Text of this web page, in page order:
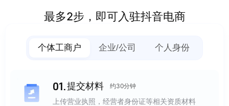
最多2步，即可入驻抖音电商
个体工商户 企业/公司 个人身份
01.提交材料 约30分钟
上传营业执照，经营者身份证等相关资质材料